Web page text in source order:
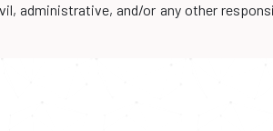
administrative, and/or any other